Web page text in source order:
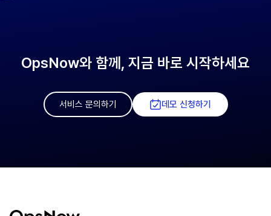
OpsNow와 함께, 지금 바로 시작하세요
서비스 문의하기 데모 신청하기